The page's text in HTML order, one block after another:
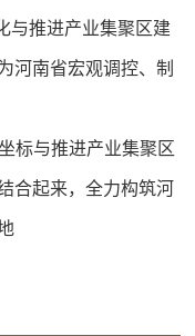
推进产业集聚区建
河南省宏观调控、制
标与推进产业集聚区
合起来，全力构筑河